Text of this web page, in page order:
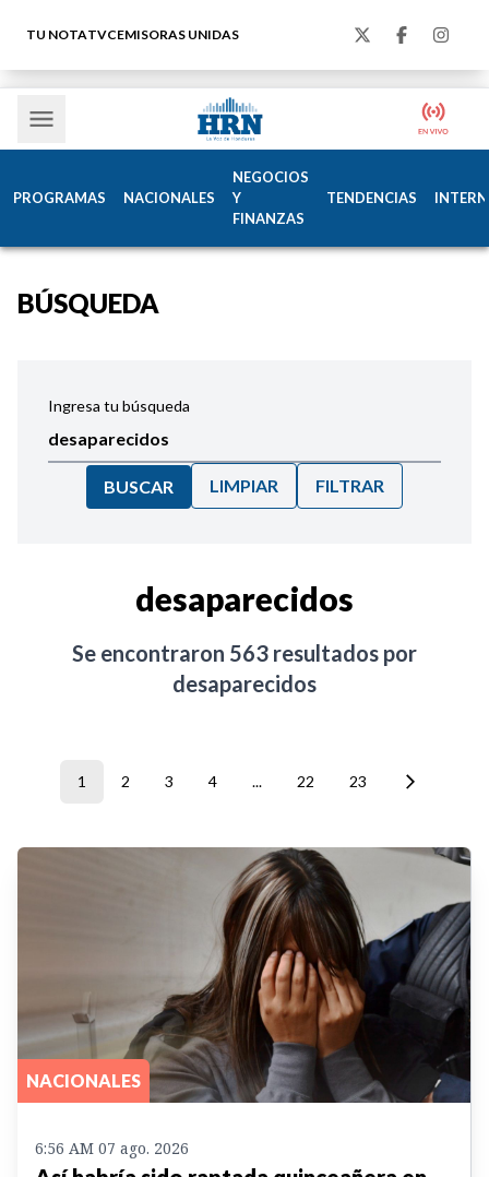
TU NOTATVCEMISORAS UNIDAS
PROGRAMAS NACIONALES
NEGOCIOS
Y
FINANZAS
TENDENCIAS
BÚSQUEDA
Ingresa tu búsqueda
BUSCAR LIMPIAR FILTRAR
desaparecidos
Se encontraron 563 resultados por
desaparecidos
1 2 3 4 ... 22 23
NACIONALES
6:56 AM 07 ago. 2026